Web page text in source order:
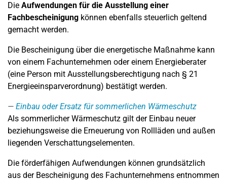
Die Aufwendungen für die Ausstellung einer
Fachbescheinigung können ebenfalls steuerlich geltend
gemacht werden.
Die Bescheinigung über die energetische Maßnahme kann
von einem Fachunternehmen oder einem Energieberater
(eine Person mit Ausstellungsberechtigung nach § 21
Energieeinsparverordnung) bestätigt werden.
Einbau oder Ersatz für sommerlichen Wärmeschutz
Als sommerlicher Wärmeschutz gilt der Einbau neuer
beziehungsweise die Erneuerung von Rollläden und außen
liegenden Verschattungselementen.
Die förderfähigen Aufwendungen können grundsätzlich
aus der Bescheinigung des Fachunternehmens entnommen